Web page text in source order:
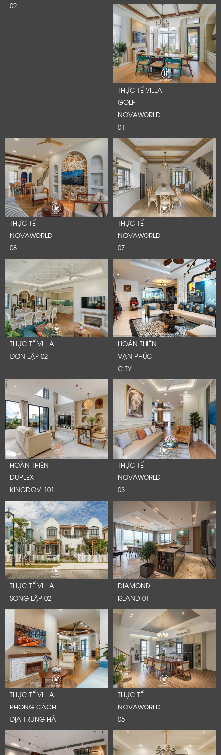
02
THỰC TẾ VILLA
GOLF
NOVAWORLD
01
THỰC TẾ
NOVAWORLD
08
THỰC TẾ
NOVAWORLD
07
THỰC TẾ VILLA
ĐƠN LẬP 02
HOÀN THIỆN
VẠN PHÚC
CITY
HOÀN THIÊN
DUPLEX
KINGDOM 101
THỰC TẾ
NOVAWORLD
03
THỰC TẾ VILLA
SONG LẬP 02
DIAMOND
ISLAND 01
THỰC TẾ VILLA
PHONG CÁCH
ĐỊA TRUNG HẢI
THỰC TẾ
NOVAWORLD
05